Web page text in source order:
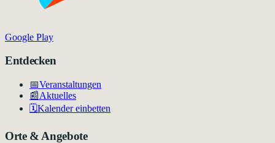
Google Play
Entdecken
📅Veranstaltungen
📰Aktuelles
🗓️Kalender einbetten
Orte & Angebote